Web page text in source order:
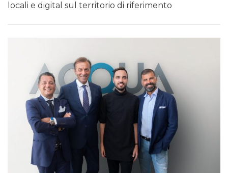
locali e digital sul territorio di riferimento